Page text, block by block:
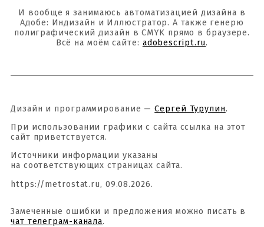
И вообще я занимаюсь автоматизацией дизайна в
Адобе: Индизайн и Иллюстратор. А также генерю
полиграфический дизайн в CMYK прямо в браузере.
Всё на моём сайте: adobescript.ru.
Дизайн и программирование —Сергей Турулин.
При использовании графики с сайта ссылка на этот
сайт приветствуется.
Источники информации указаны
на соответствующих страницах сайта.
https://metrostat.ru, 09.08.2026.
Замеченные ошибки и предложения можно писать в
чат телеграм-канала.